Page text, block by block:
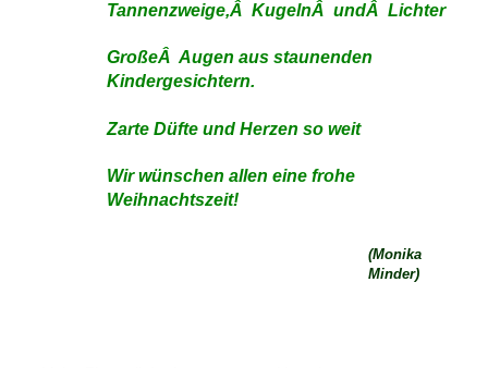
Tannenzweige,Â KugelnÂ undÂ Lichter
GroßeÂ Augen aus staunenden
Kindergesichtern.
Zarte Düfte und Herzen so weit
Wir wünschen allen eine frohe
Weihnachtszeit!
(Monika
Minder)